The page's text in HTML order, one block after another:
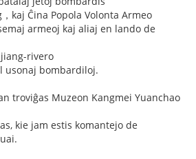
kaj Ĉina Popola Volonta Armeo
armeoj kaj aliaj en lando de
rivero
usonaj bombardiloj.
troviĝas Muzeon Kangmei Yuanchao
kie jam estis komantejo de